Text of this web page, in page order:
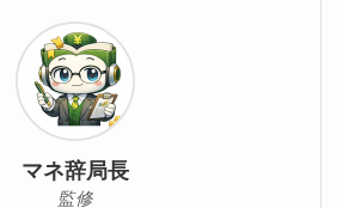
マネ辞局長
監修